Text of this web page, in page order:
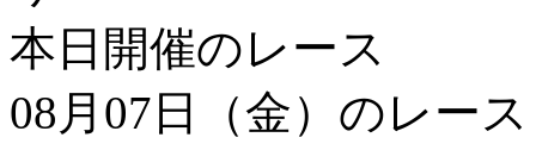
本日開催のレース
08月07日（金）のレース